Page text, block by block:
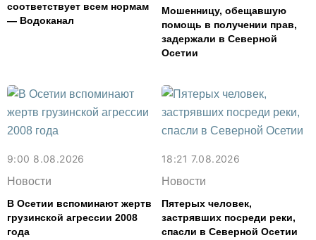
соответствует всем нормам
— Водоканал
Мошенницу, обещавшую
помощь в получении прав,
задержали в Северной
Осетии
9:00 8.08.2026
Новости
В Осетии вспоминают жертв
грузинской агрессии 2008
года
18:21 7.08.2026
Новости
Пятерых человек,
застрявших посреди реки,
спасли в Северной Осетии